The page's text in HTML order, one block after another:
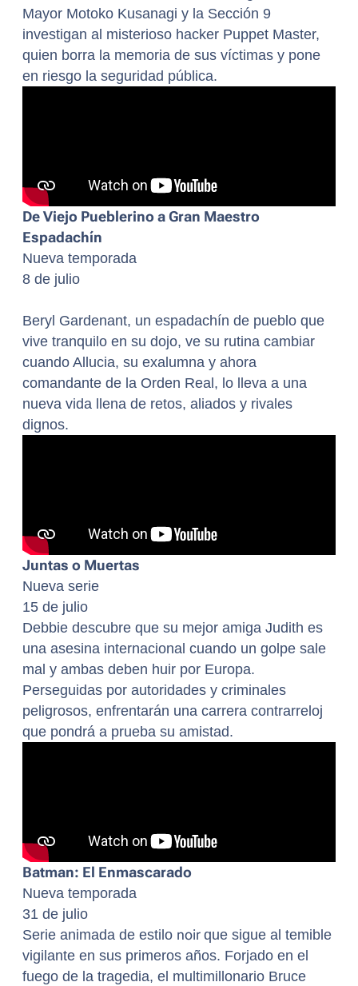
Mayor Motoko Kusanagi y la Sección 9
investigan al misterioso hacker Puppet Master,
quien borra la memoria de sus víctimas y pone
en riesgo la seguridad pública.
De Viejo Pueblerino a Gran Maestro
Espadachín
Nueva temporada
8 de julio
Beryl Gardenant, un espadachín de pueblo que
vive tranquilo en su dojo, ve su rutina cambiar
cuando Allucia, su exalumna y ahora
comandante de la Orden Real, lo lleva a una
nueva vida llena de retos, aliados y rivales
dignos.
Juntas o Muertas
Nueva serie
15 de julio
Debbie descubre que su mejor amiga Judith es
una asesina internacional cuando un golpe sale
mal y ambas deben huir por Europa.
Perseguidas por autoridades y criminales
peligrosos, enfrentarán una carrera contrarreloj
que pondrá a prueba su amistad.
Batman: El Enmascarado
Nueva temporada
31 de julio
Serie animada de estilo noir que sigue al temible
vigilante en sus primeros años. Forjado en el
fuego de la tragedia, el multimillonario Bruce